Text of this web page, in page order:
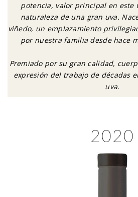
potencia, valor principal en este
naturaleza de una gran uva.
viñedo, un emplazamiento
por nuestra familia desde hace
Premiado por su gran calidad,
expresión del trabajo de décadas
uva.
2020